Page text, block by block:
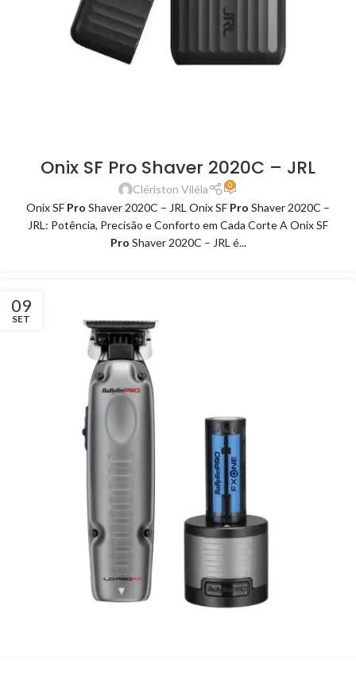
Onix SF Pro Shaver 2020C – JRL
Clériston Viléla 0
Onix SF Pro Shaver 2020C – JRL Onix SF Pro Shaver 2020C –
JRL: Potência, Precisão e Conforto em Cada Corte A Onix SF
Pro Shaver 2020C – JRL é...
09
SET